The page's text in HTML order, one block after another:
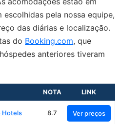
pela nossa equipe,
das diárias e localização.
do Booking.com, que
anteriores tiveram
NOTA LINK
Hotels 8.7 Ver preços